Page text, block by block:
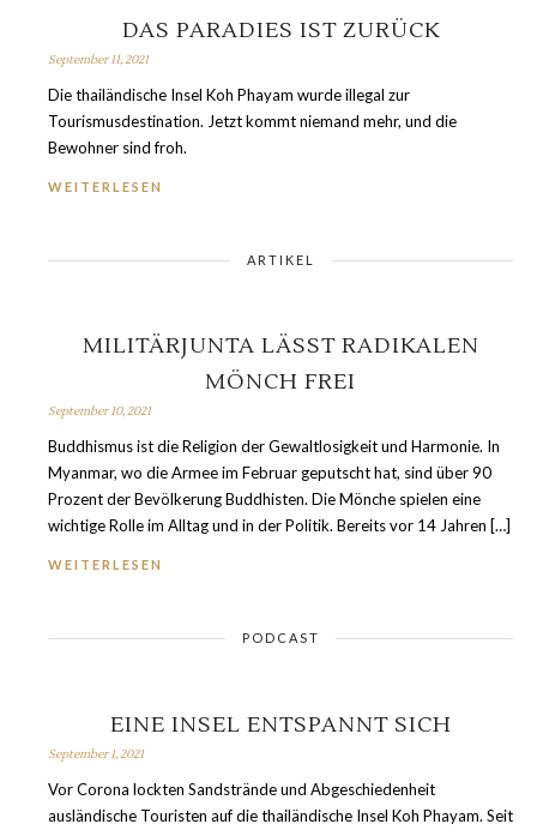
DAS PARADIES IST ZURÜCK
September 11, 2021
Die thailändische Insel Koh Phayam wurde illegal zur
Tourismusdestination. Jetzt kommt niemand mehr, und die
Bewohner sind froh.
WEITERLESEN
ARTIKEL
MILITÄRJUNTA LÄSST RADIKALEN
MÖNCH FREI
September 10, 2021
Buddhismus ist die Religion der Gewaltlosigkeit und Harmonie. In
Myanmar, wo die Armee im Februar geputscht hat, sind über 90
Prozent der Bevölkerung Buddhisten. Die Mönche spielen eine
wichtige Rolle im Alltag und in der Politik. Bereits vor 14 Jahren […]
WEITERLESEN
PODCAST
EINE INSEL ENTSPANNT SICH
September 1, 2021
Vor Corona lockten Sandstrände und Abgeschiedenheit
ausländische Touristen auf die thailändische Insel Koh Phayam. Seit